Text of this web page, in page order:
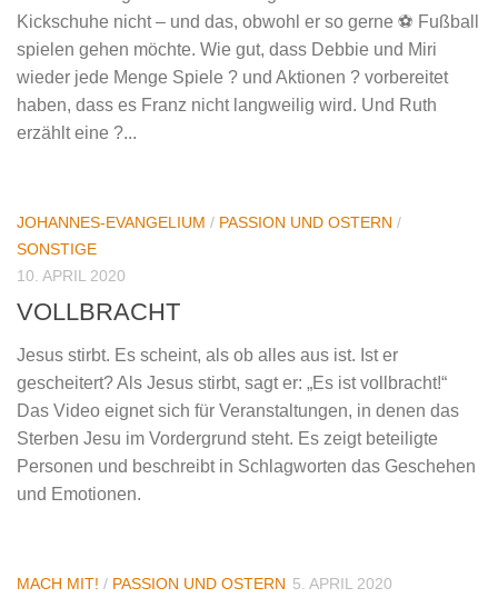
Kickschuhe nicht – und das, obwohl er so gerne ⚽️ Fußball
spielen gehen möchte. Wie gut, dass Debbie und Miri
wieder jede Menge Spiele ? und Aktionen ? vorbereitet
haben, dass es Franz nicht langweilig wird. Und Ruth
erzählt eine ?...
JOHANNES-EVANGELIUM / PASSION UND OSTERN /
SONSTIGE
10. APRIL 2020
VOLLBRACHT
Jesus stirbt. Es scheint, als ob alles aus ist. Ist er
gescheitert? Als Jesus stirbt, sagt er: „Es ist vollbracht!“
Das Video eignet sich für Veranstaltungen, in denen das
Sterben Jesu im Vordergrund steht. Es zeigt beteiligte
Personen und beschreibt in Schlagworten das Geschehen
und Emotionen.
MACH MIT! / PASSION UND OSTERN 5. APRIL 2020